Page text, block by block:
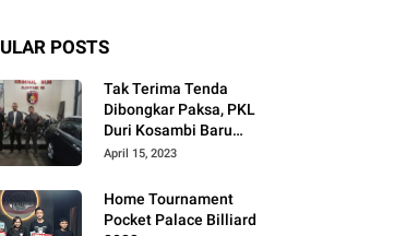
POSTS
Tak Terima Tenda
Dibongkar Paksa, PKL
Duri Kosambi Baru
Gugat PT MD
April 15, 2023
Home Tournament
Pocket Palace Billiard